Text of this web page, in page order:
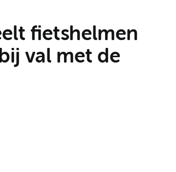
fietshelmen
val met de